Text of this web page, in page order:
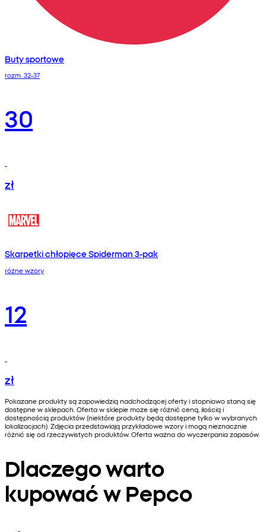
Buty sportowe
rozm. 32-37
30
zł
Skarpetki chłopięce Spiderman 3-pak
różne wzory
12
zł
Pokazane produkty są zapowiedzią nadchodzącej oferty i stopniowo staną się
dostępne w sklepach. Oferta w sklepie może się różnić ceną, ilością i
dostępnością produktów (niektóre produkty będą dostępne tylko w wybranych
lokalizacjach). Zdjęcia przedstawiają przykładowe wzory i mogą nieznacznie
różnić się od rzeczywistych produktów. Oferta ważna do wyczerpania zapasów.
Dlaczego warto
kupować w Pepco